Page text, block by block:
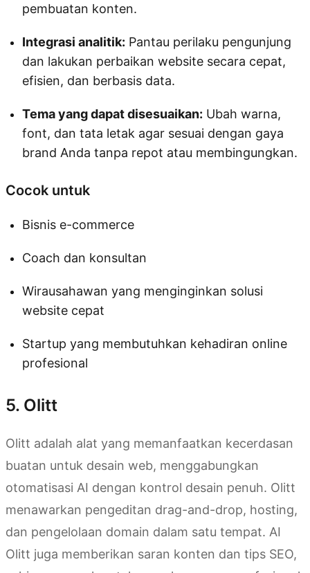
pembuatan konten.
Integrasi analitik: Pantau perilaku pengunjung
dan lakukan perbaikan website secara cepat,
efisien, dan berbasis data.
Tema yang dapat disesuaikan: Ubah warna,
font, dan tata letak agar sesuai dengan gaya
brand Anda tanpa repot atau membingungkan.
Cocok untuk
Bisnis e-commerce
Coach dan konsultan
Wirausahawan yang menginginkan solusi
website cepat
Startup yang membutuhkan kehadiran online
profesional
5. Olitt
Olitt adalah alat yang memanfaatkan kecerdasan
buatan untuk desain web, menggabungkan
otomatisasi AI dengan kontrol desain penuh. Olitt
menawarkan pengeditan drag-and-drop, hosting,
dan pengelolaan domain dalam satu tempat. AI
Olitt juga memberikan saran konten dan tips SEO,